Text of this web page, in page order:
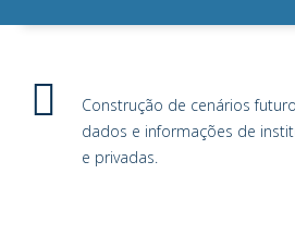
Construção de cenários
dados e informações de
e privadas.